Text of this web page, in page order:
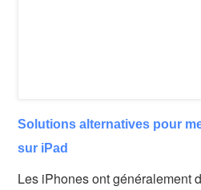
Solutions alternatives pour
sur iPad
Les iPhones ont généralement